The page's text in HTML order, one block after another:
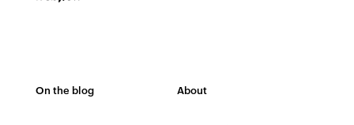
On the blog About